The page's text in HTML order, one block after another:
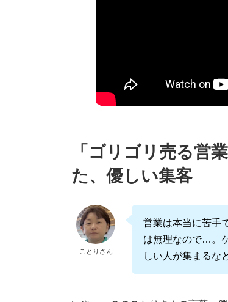
「ゴリゴリ売る営
た、優しい集客
ことりさん
営業は本当に苦手
は無理なので…。
しい人が集まるな